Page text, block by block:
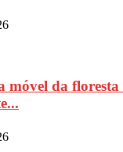
móvel da floresta